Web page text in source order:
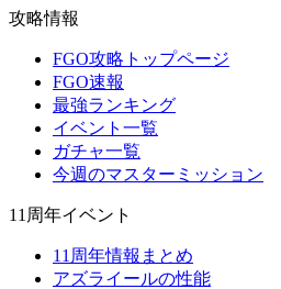
攻略情報
FGO攻略トップページ
FGO速報
最強ランキング
イベント一覧
ガチャ一覧
今週のマスターミッション
11周年イベント
11周年情報まとめ
アズライールの性能